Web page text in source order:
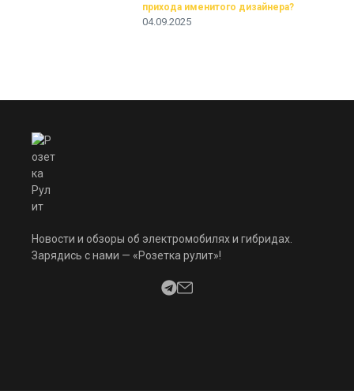
прихода именитого дизайнера?
04.09.2025
Новости и обзоры об электромобилях и гибридах.
Зарядись с нами — «Розетка рулит»!